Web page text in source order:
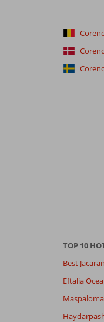
TOP 10
Best
Eftalia